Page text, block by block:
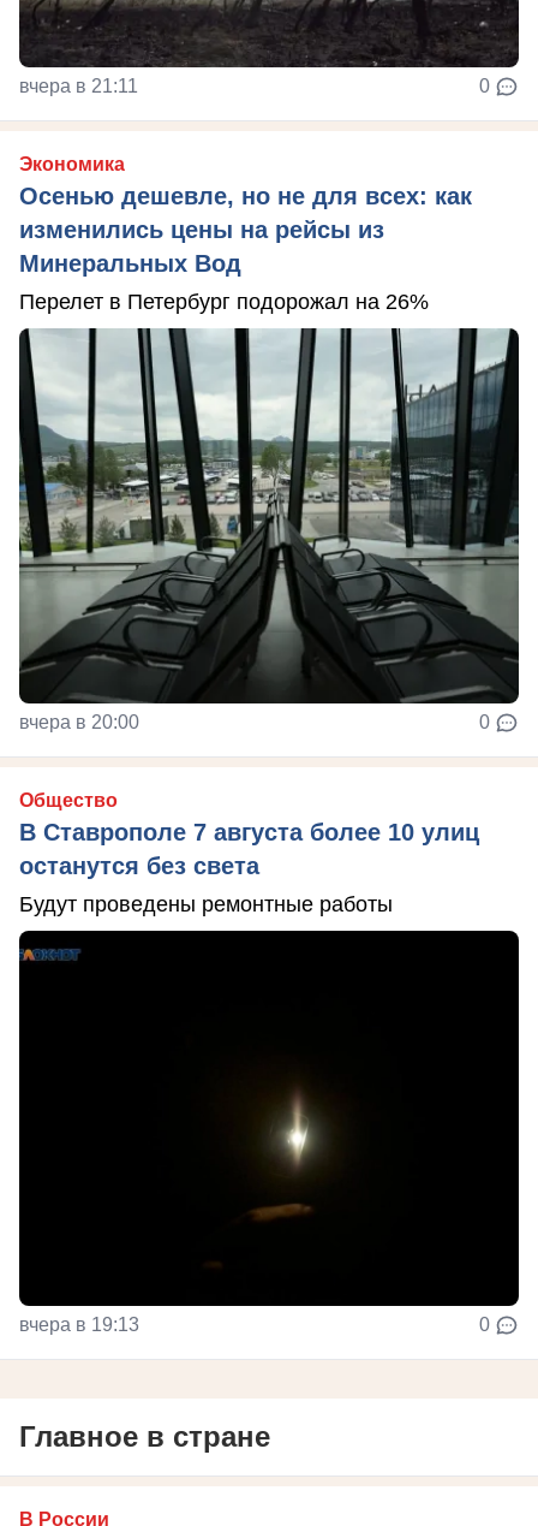
вчера в 21:11 0
Экономика
Осенью дешевле, но не для всех: как
изменились цены на рейсы из
Минеральных Вод
Перелет в Петербург подорожал на 26%
вчера в 20:00 0
Общество
В Ставрополе 7 августа более 10 улиц
останутся без света
Будут проведены ремонтные работы
вчера в 19:13 0
Главное в стране
В России